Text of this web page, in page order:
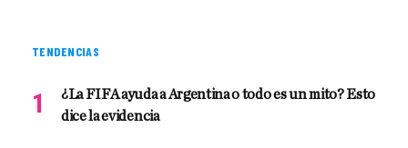
TENDENCIAS
¿La FIFA ayuda a Argentina o todo es un mito? Esto
dice la evidencia